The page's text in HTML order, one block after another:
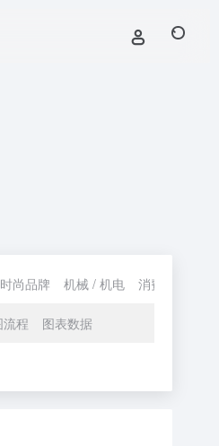
时尚品牌 机械 / 机电 消费 / 购物
程 图表数据